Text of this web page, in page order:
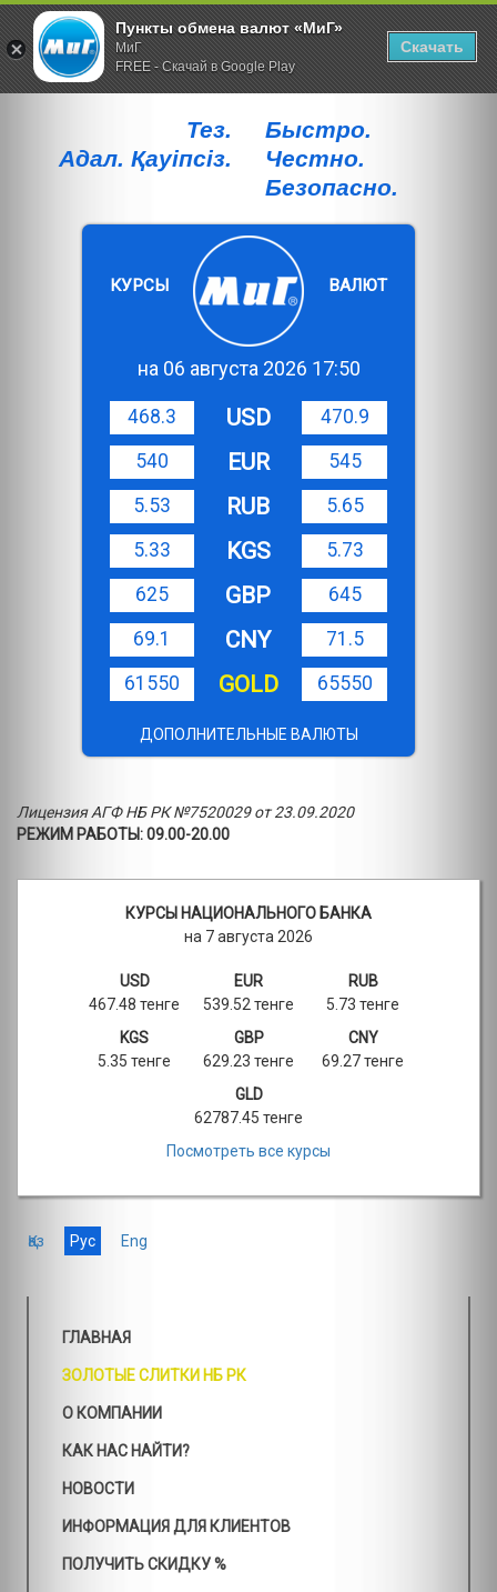
Тез.
Адал. Қауiпсiз.
Быстро.
Честно.
Безопасно.
КУРСЫ ВАЛЮТ
на 06 августа 2026 17:50
468.3 USD
470.9
540
EUR
545
5.53
RUB
5.65
5.33
KGS
5.73
625
GBP
645
69.1
CNY
71.5
61550
GOLD 65550
ДОПОЛНИТЕЛЬНЫЕ ВАЛЮТЫ
Лицензия АГФ НБ РК №7520029 от 23.09.2020
РЕЖИМ РАБОТЫ: 09.00-20.00
КУРСЫ НАЦИОНАЛЬНОГО БАНКА
на 7 августа 2026
USD
467.48 тенге
EUR
539.52 тенге
RUB
5.73 тенге
KGS
5.35 тенге
GBP
629.23 тенге
CNY
69.27 тенге
GLD
62787.45 тенге
Посмотреть все курсы
Қаз Рус Eng
ГЛАВНАЯ
ЗОЛОТЫЕ СЛИТКИ НБ РК
О КОМПАНИИ
КАК НАС НАЙТИ?
НОВОСТИ
ИНФОРМАЦИЯ ДЛЯ КЛИЕНТОВ
ПОЛУЧИТЬ СКИДКУ %
Пункты обмена валют «МиГ»
МиГ
FREE - Скачай в Google Play
Скачать